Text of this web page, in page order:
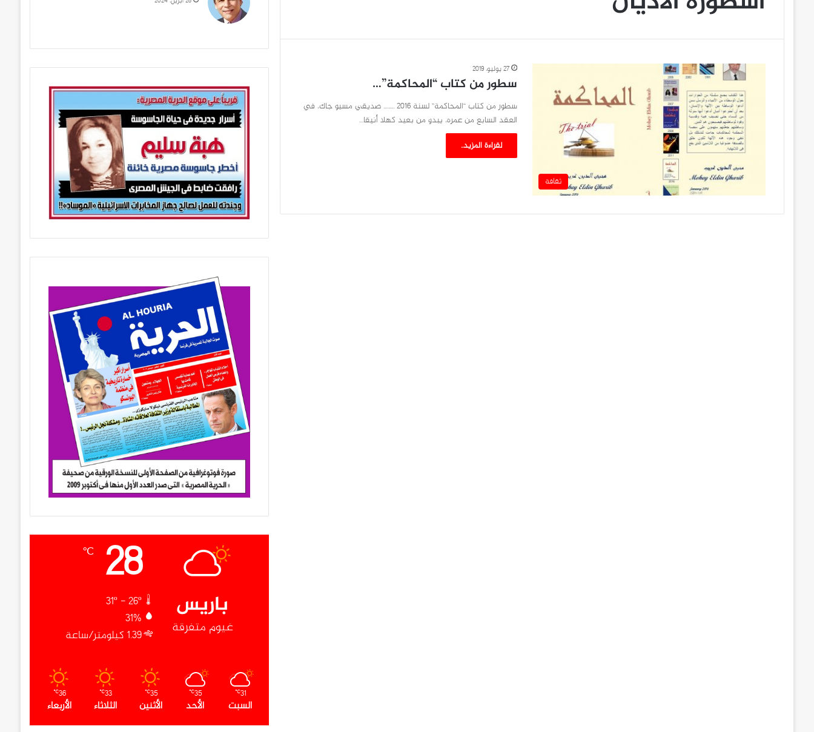
ثقافة
27 يوليو، 2019
سطور من كتاب “المحاكمة”…
سطور من كتاب “المحاكمة” لسنة 2016 …….. صديقي مسيو جاك، في
العقد السابع من عمره، يبدو من بعيد كهلا أنيقا…
لقراءة المزيد..
باريس
غيوم متفرقة
28
℃
31º - 26º
31%
1.39 كيلومتر/ساعة
31
℃
السبت
35
℃
الأحد
35
℃
الأثنين
33
℃
الثلاثاء
36
℃
الأربعاء